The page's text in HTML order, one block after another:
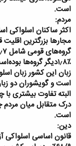
است.
مردم:
اکثر ساکنان اسلواکی
٪۱٫۸دیگر گروه‌ها بوده‌است.
زبان این کشور زبان
است و گویشوران دو
البته تفاوت بیشتری
درک متقابل میان
است.
دین:
قانون اساسی اسلواکی